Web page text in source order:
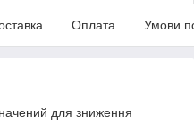
Оплата Умови
для зниження